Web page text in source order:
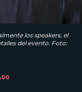
los speakers, el
del evento. Foto: